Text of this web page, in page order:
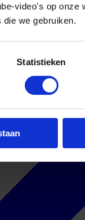
video's op onze
we gebruiken.
Statistieken